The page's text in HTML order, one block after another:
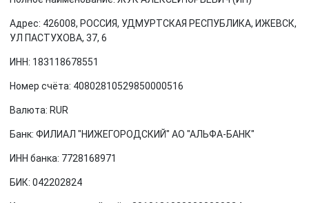
Адрес: 426008, РОССИЯ, УДМУРТСКАЯ РЕСПУБЛИКА, ИЖЕВСК,
УЛ ПАСТУХОВА, 37, 6
ИНН: 183118678551
Номер счёта: 40802810529850000516
Валюта: RUR
Банк: ФИЛИАЛ "НИЖЕГОРОДСКИЙ" АО "АЛЬФА-БАНК"
ИНН банка: 7728168971
БИК: 042202824